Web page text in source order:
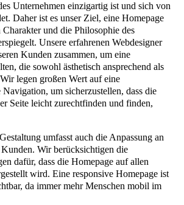
Unternehmen einzigartig ist und sich von
Daher ist es unser Ziel, eine Homepage
und die Philosophie des
Unsere erfahrenen Webdesigner
Kunden zusammen, um eine
die sowohl ästhetisch ansprechend als
legen großen Wert auf eine
um sicherzustellen, dass die
Seite leicht zurechtfinden und finden,
umfasst auch die Anpassung an
Wir berücksichtigen die
dafür, dass die Homepage auf allen
wird. Eine responsive Homepage ist
da immer mehr Menschen mobil im